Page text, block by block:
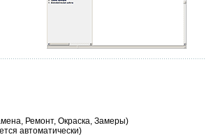
Ремонт, Окраска, Замеры)
автоматически)